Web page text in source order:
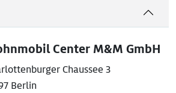
Center M&M GmbH
Chaussee 3
Berlin